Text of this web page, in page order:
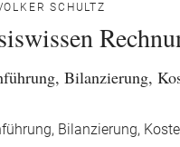
SCHULTZ
Bilanzierung,
Bilanzierung,